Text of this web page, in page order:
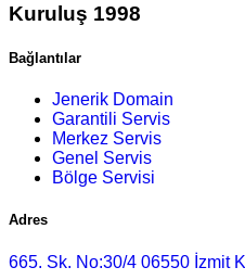
Kuruluş 1998
Bağlantılar
Jenerik Domain
Garantili Servis
Merkez Servis
Genel Servis
Bölge Servisi
Adres
665. Sk. No:30/4 06550 İzmit